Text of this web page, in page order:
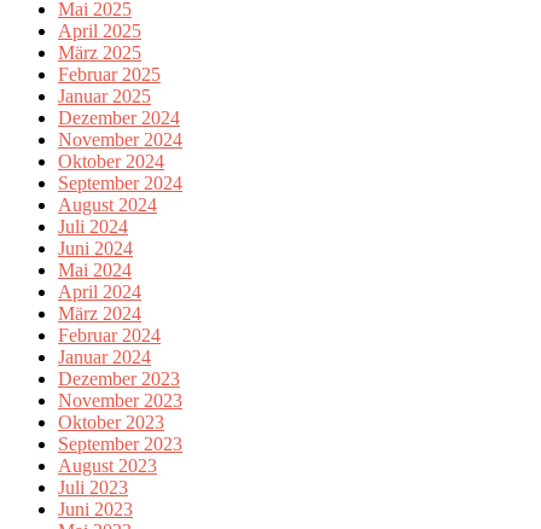
Mai 2025
April 2025
März 2025
Februar 2025
Januar 2025
Dezember 2024
November 2024
Oktober 2024
September 2024
August 2024
Juli 2024
Juni 2024
Mai 2024
April 2024
März 2024
Februar 2024
Januar 2024
Dezember 2023
November 2023
Oktober 2023
September 2023
August 2023
Juli 2023
Juni 2023